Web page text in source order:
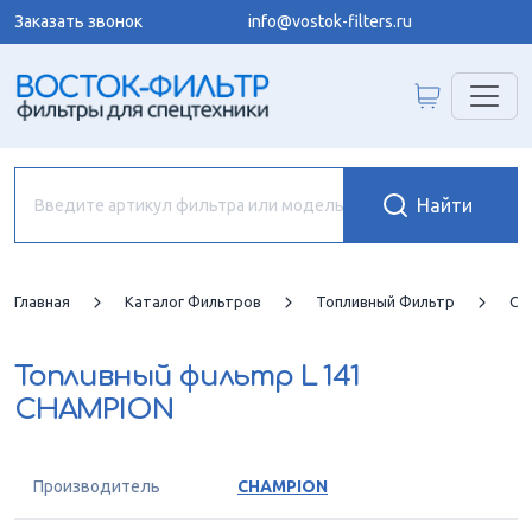
Заказать звонок info@vostok-filters.ru
Главная Каталог Фильтров Топливный Фильтр
Топливный фильтр L 141
CHAMPION
Производитель CHAMPION